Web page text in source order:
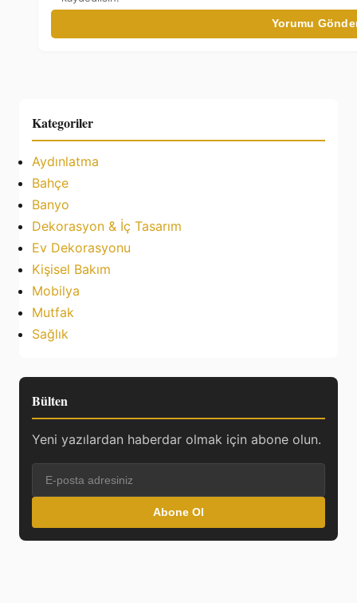
Yorumu
Kategoriler
Aydınlatma
Bahçe
Banyo
Dekorasyon & İç Tasarım
Ev Dekorasyonu
Kişisel Bakım
Mobilya
Mutfak
Sağlık
Bülten
Yeni yazılardan haberdar olmak için abone olun.
Abone Ol